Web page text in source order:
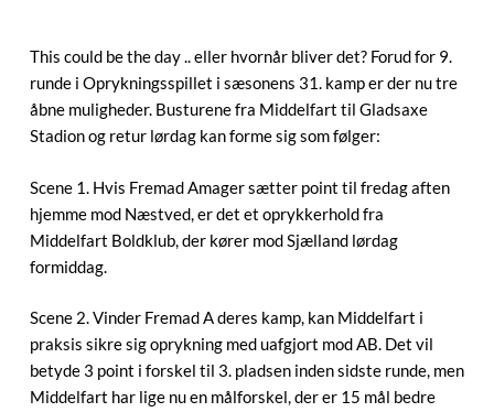
This could be the day .. eller hvornår bliver det? Forud for 9.
runde i Oprykningsspillet i sæsonens 31. kamp er der nu tre
åbne muligheder. Busturene fra Middelfart til Gladsaxe
Stadion og retur lørdag kan forme sig som følger:
Scene 1. Hvis Fremad Amager sætter point til fredag aften
hjemme mod Næstved, er det et oprykkerhold fra
Middelfart Boldklub, der kører mod Sjælland lørdag
formiddag.
Scene 2. Vinder Fremad A deres kamp, kan Middelfart i
praksis sikre sig oprykning med uafgjort mod AB. Det vil
betyde 3 point i forskel til 3. pladsen inden sidste runde, men
Middelfart har lige nu en målforskel, der er 15 mål bedre